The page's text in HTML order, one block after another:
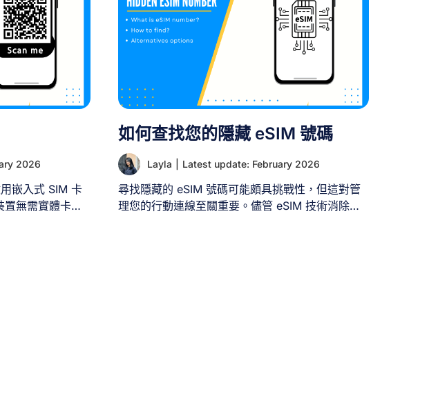
運作。當 eSIM
會與該特定裝
。 即使嘗試在
常會導致掃描
技術與安全考
作。 [...]
且資費方案常以您不熟悉的語言說明。若行程橫跨
多國，更需為每個國家購買SIM卡，極為不便。 免
SIM卡方案讓您能直奔行李提取處，輕鬆離境。 2.
避開隱藏漫遊帳單 本土電信商的國際漫遊服務可能
每MB收費數美元。替代方案能助您避免帳單驚嚇。
3. 強化資安防護 若使用飯店或咖啡廳等場所的免費
WiFi，個人資料可能面臨安全風險。採用其他網路
方案能提供更安全的連線環境。 II. 無SIM卡旅行時
獲取網路的3種有效方式 [...]
2026
嵌入式 SIM 卡
無需實體卡即
如何查找您的隱藏 eSIM 號碼
Layla Latest update: February 2026
尋找隱藏的 eSIM 號碼可能頗具挑戰性，但這對管
理您的行動連線至關重要。儘管 eSIM 技術消除了